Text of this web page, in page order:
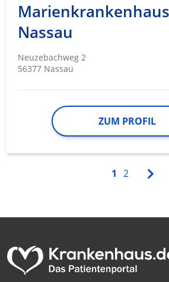
Marienkrankenhaus
Nassau
Neuzebachweg 2
56377 Nassau
ZUM PROFIL
1 2